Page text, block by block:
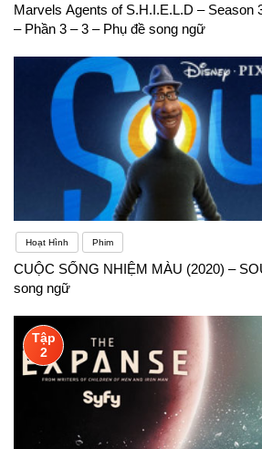
Marvels Agents of S.H.I.E.L.D – Season
– Phần 3 – 3 – Phụ đề song ngữ
Hoạt Hình Phim
CUỘC SỐNG NHIỆM MÀU (2020) –
song ngữ
Tập
2